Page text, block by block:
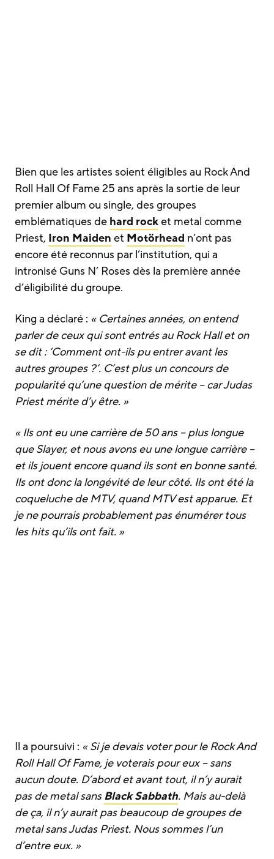
Bien que les artistes soient éligibles au Rock And
Roll Hall Of Fame 25 ans après la sortie de leur
premier album ou single, des groupes
emblématiques de hard rocket metal comme
Priest, Iron Maiden et Motörhead n’ont pas
encore été reconnus par l’institution, qui a
intronisé Guns N’ Roses dès la première année
d’éligibilité du groupe.
King a déclaré : « Certaines années, on entend
parler de ceux qui sont entrés au Rock Hall et on
se dit : ‘Comment ont-ils pu entrer avant les
autres groupes ?’. C’est plus un concours de
popularité qu’une question de mérite – car Judas
Priest mérite d’y être. »
« Ils ont eu une carrière de 50 ans – plus longue
que Slayer, et nous avons eu une longue carrière –
et ils jouent encore quand ils sont en bonne santé.
Ils ont donc la longévité de leur côté. Ils ont été la
coqueluche de MTV, quand MTV est apparue. Et
je ne pourrais probablement pas énumérer tous
les hits qu’ils ont fait. »
Il a poursuivi : « Si je devais voter pour le Rock And
Roll Hall Of Fame, je voterais pour eux – sans
aucun doute. D’abord et avant tout, il n’y aurait
pas de metal sansBlack Sabbath. Mais au-delà
de ça, il n’y aurait pas beaucoup de groupes de
metal sans Judas Priest. Nous sommes l’un
d’entre eux. »